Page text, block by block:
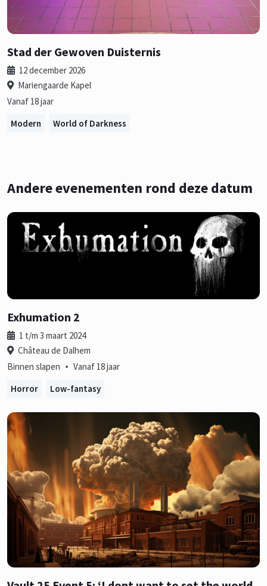
Stad der Gewoven Duisternis
12 december 2026
Mariengaarde Kapel
Vanaf 18 jaar
Modern
World of Darkness
Andere evenementen rond deze datum
Exhumation 2
1 t/m 3 maart 2024
Château de Dalhem
Binnen slapen • Vanaf 18 jaar
Horror
Low-fantasy